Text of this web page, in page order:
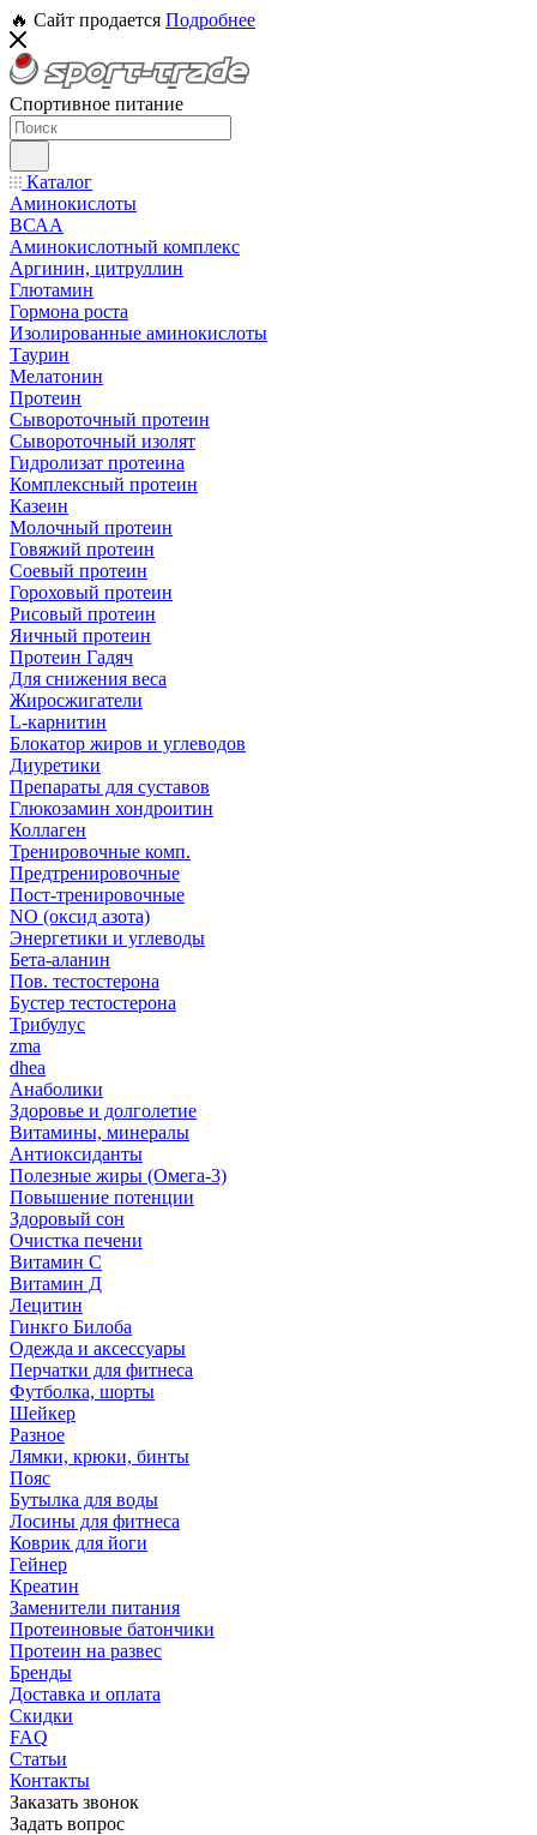
🔥 Сайт продается Подробнее
Спортивное питание
Каталог
Аминокислоты
ВСАА
Аминокислотный комплекс
Аргинин, цитруллин
Глютамин
Гормона роста
Изолированные аминокислоты
Таурин
Мелатонин
Протеин
Сывороточный протеин
Сывороточный изолят
Гидролизат протеина
Комплексный протеин
Казеин
Молочный протеин
Говяжий протеин
Соевый протеин
Гороховый протеин
Рисовый протеин
Яичный протеин
Протеин Гадяч
Для снижения веса
Жиросжигатели
L-карнитин
Блокатор жиров и углеводов
Диуретики
Препараты для суставов
Глюкозамин хондроитин
Коллаген
Тренировочные комп.
Предтренировочные
Пост-тренировочные
NO (оксид азота)
Энергетики и углеводы
Бета-аланин
Пов. тестостерона
Бустер тестостерона
Трибулус
zma
dhea
Анаболики
Здоровье и долголетие
Витамины, минералы
Антиоксиданты
Полезные жиры (Омега-3)
Повышение потенции
Здоровый сон
Очистка печени
Витамин С
Витамин Д
Лецитин
Гинкго Билоба
Одежда и аксессуары
Перчатки для фитнеса
Футболка, шорты
Шейкер
Разное
Лямки, крюки, бинты
Пояс
Бутылка для воды
Лосины для фитнеса
Коврик для йоги
Гейнер
Креатин
Заменители питания
Протеиновые батончики
Протеин на развес
Бренды
Доставка и оплата
Скидки
FAQ
Статьи
Контакты
Заказать звонок
Задать вопрос